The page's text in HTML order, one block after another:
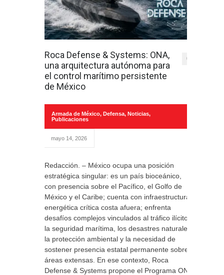
Roca Defense & Systems: ONA,
una arquitectura autónoma para
el control marítimo persistente
de México
0
Armada de México, Defensa, Noticias,
Publicaciones
mayo 14, 2026
Redacción. – México ocupa una posición
estratégica singular: es un país bioceánico,
con presencia sobre el Pacífico, el Golfo de
México y el Caribe; cuenta con infraestructura
energética crítica costa afuera; enfrenta
desafíos complejos vinculados al tráfico ilícito,
la seguridad marítima, los desastres naturales,
la protección ambiental y la necesidad de
sostener presencia estatal permanente sobre
áreas extensas. En ese contexto, Roca
Defense & Systems propone el Programa ONA